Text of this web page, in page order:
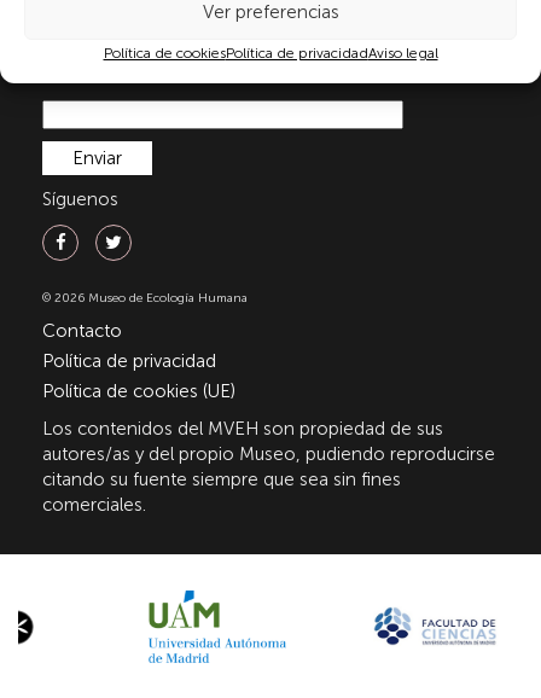
Ver preferencias
Política de cookiesPolítica de privacidadAviso legal
Datos Personales y garantía de los derechos
Síguenos
© 2026 Museo de Ecología Humana
Contacto
Política de privacidad
Política de cookies (UE)
Los contenidos del MVEH son propiedad de sus
autores/as y del propio Museo, pudiendo reproducirse
citando su fuente siempre que sea sin fines
comerciales.